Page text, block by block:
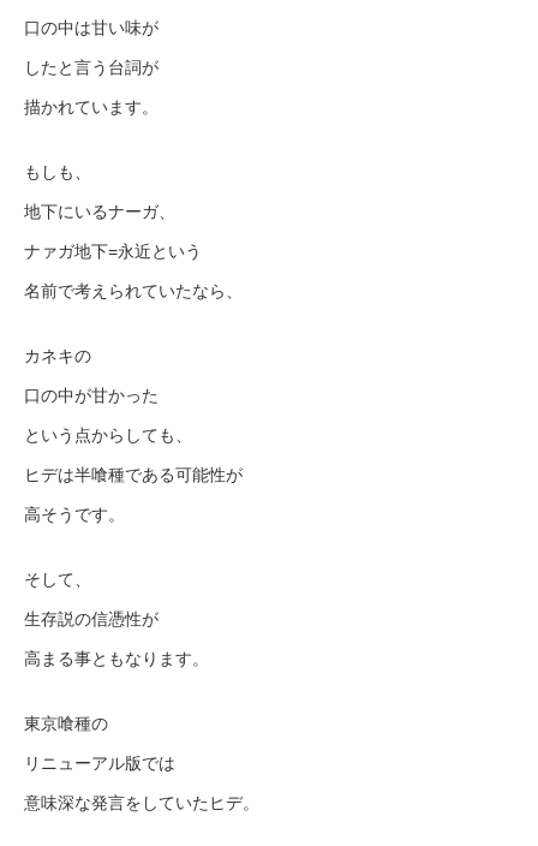
口の中は甘い味が
したと言う台詞が
描かれています。
もしも、
地下にいるナーガ、
ナァガ地下=永近という
名前で考えられていたなら、
カネキの
口の中が甘かった
という点からしても、
ヒデは半喰種である可能性が
高そうです。
そして、
生存説の信憑性が
高まる事ともなります。
東京喰種の
リニューアル版では
意味深な発言をしていたヒデ。